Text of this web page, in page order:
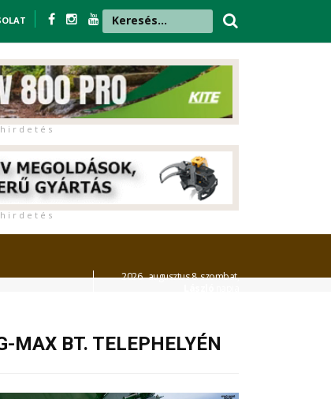
h i r d e t é s
h i r d e t é s
2026. augusztus 8. szombat,
MAX BT. TELEPHELYÉN